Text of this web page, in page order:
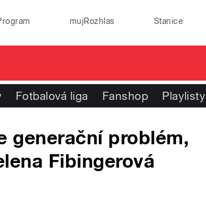
mujRozhlas Stanice
Fotbalová liga Fanshop Playlisty
generační problém,
Fibingerová